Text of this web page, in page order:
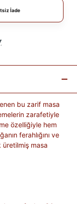
İade
bu zarif masa
zarafetiyle
özelliğiyle hem
ferahlığını ve
üretilmiş masa